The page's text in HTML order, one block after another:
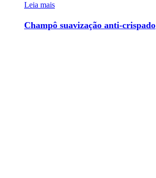
Leia mais
Champô suavização anti-crispado